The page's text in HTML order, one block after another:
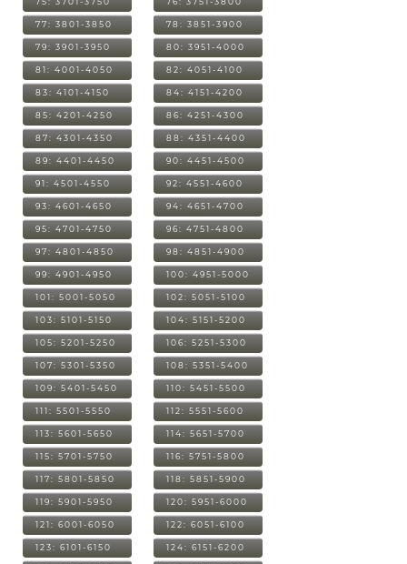
77: 3801-3850 78: 3851-3900
79: 3901-3950 80: 3951-4000
81: 4001-4050 82: 4051-4100
83: 4101-4150 84: 4151-4200
85: 4201-4250 86: 4251-4300
87: 4301-4350 88: 4351-4400
89: 4401-4450 90: 4451-4500
91: 4501-4550 92: 4551-4600
93: 4601-4650 94: 4651-4700
95: 4701-4750 96: 4751-4800
97: 4801-4850 98: 4851-4900
99: 4901-4950 100: 4951-5000
101: 5001-5050 102: 5051-5100
103: 5101-5150 104: 5151-5200
105: 5201-5250 106: 5251-5300
107: 5301-5350 108: 5351-5400
109: 5401-5450 110: 5451-5500
111: 5501-5550 112: 5551-5600
113: 5601-5650 114: 5651-5700
115: 5701-5750 116: 5751-5800
117: 5801-5850 118: 5851-5900
119: 5901-5950 120: 5951-6000
121: 6001-6050 122: 6051-6100
123: 6101-6150 124: 6151-6200